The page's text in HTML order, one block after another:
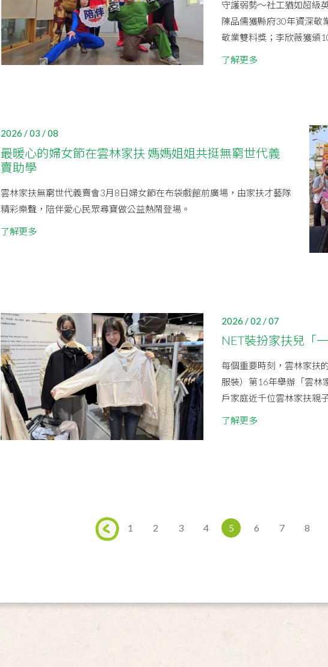
守護弱勢～社工猶如超級
陳品儒獲縣府30年資深敬
敬業雙料獎；李欣薇獲頒
了解更多
2026 / 03 / 08
最暖心的婦女節在雲林家扶 媽媽姐姐共挺無窮世代義
賣助學
雲林家扶無窮世代義賣會3月8日婦女節在布袋戲館前廣場，由家扶才藝隊
精彩樂聲，陪伴愛心民眾尋寶做公益熱鬧登場。
了解更多
2026 / 02 / 07
NET裝扮家扶兒「
每個重要時刻，雲林家扶
服裝）第16年舉辦「雲林
戶家庭近千位雲林家扶親
了解更多
1 2 3 4 5 6 7 8